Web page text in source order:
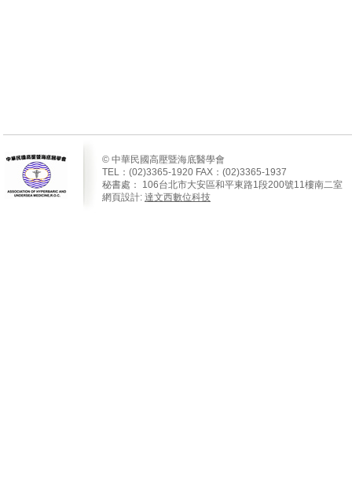
© 中華民國高壓暨海底醫學會
TEL：(02)3365-1920 FAX：(02)3365-1937
秘書處：
106台北市大安區和平東路1段200號11樓南二室
網頁設計: 達文西數位科技